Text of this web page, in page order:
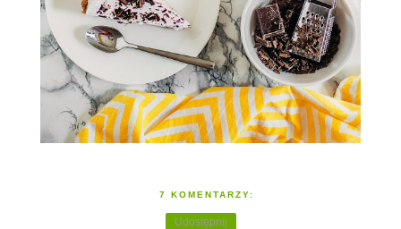
7 KOMENTARZY:
Udostępnij